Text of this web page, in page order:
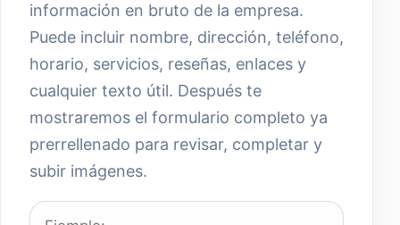
información en bruto de la empresa.
Puede incluir nombre, dirección, teléfono,
horario, servicios, reseñas, enlaces y
cualquier texto útil. Después te
mostraremos el formulario completo ya
prerrellenado para revisar, completar y
subir imágenes.